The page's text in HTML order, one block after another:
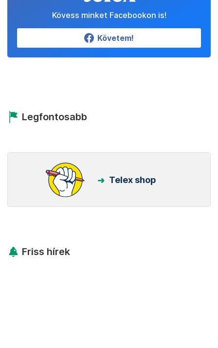
Kövess minket Facebookon is!
Követem!
Legfontosabb
Telex shop
Friss hírek